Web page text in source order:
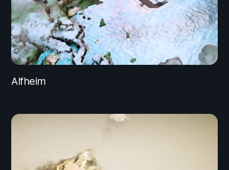
Alfheim